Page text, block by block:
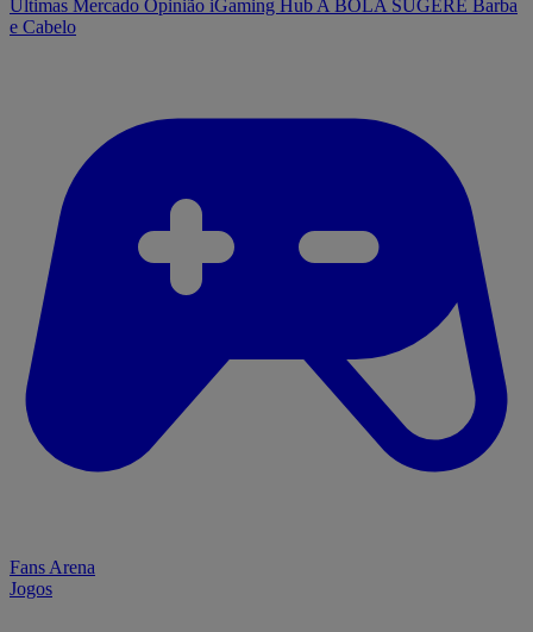
Últimas Mercado Opinião iGaming Hub A BOLA SUGERE Barba
e Cabelo
Fans Arena
Jogos